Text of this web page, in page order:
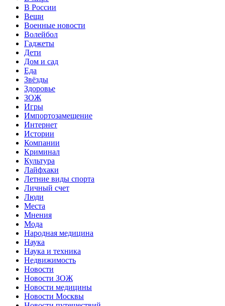
В России
Вещи
Военные новости
Волейбол
Гаджеты
Дети
Дом и сад
Еда
Звёзды
Здоровье
ЗОЖ
Игры
Импортозамещение
Интернет
Истории
Компании
Криминал
Культура
Лайфхаки
Летние виды спорта
Личный счет
Люди
Места
Мнения
Мода
Народная медицина
Наука
Наука и техника
Недвижимость
Новости
Новости ЗОЖ
Новости медицины
Новости Москвы